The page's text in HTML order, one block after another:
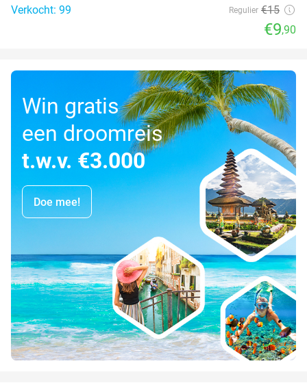
Verkocht: 99 Regulier €15
€9,90
Win gratis
een droomreis
t.w.v. €3.000
Doe mee!